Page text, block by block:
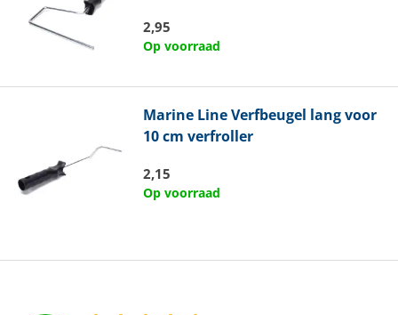
2,95
Op voorraad
Marine LineVerfbeugel lang voor
10 cm verfroller
2,15
Op voorraad